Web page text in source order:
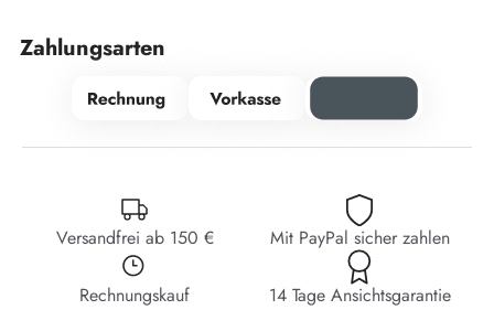
Zahlungsarten
Versandfrei ab 150 € Mit PayPal sicher zahlen
Rechnungskauf 14 Tage Ansichtsgarantie